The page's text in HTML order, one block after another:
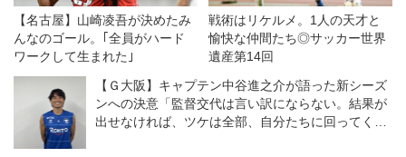
【名古屋】山崎凌吾が決めたみ
んなのゴール。｢全員がハード
ワークして生まれた｣
戦術はリケルメ。1人の天才と
愉快な仲間たち◎サッカー世界
遺産第14回
【Ｇ大阪】キャプテン中谷進之介が語った新シーズ
ンへの決意「監督交代は言い訳にならない。結果が
出せなければ、ツケは全部、自分たちに回ってく